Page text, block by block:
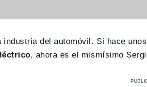
industria del automóvil. Si hace
, ahora es el mismísimo